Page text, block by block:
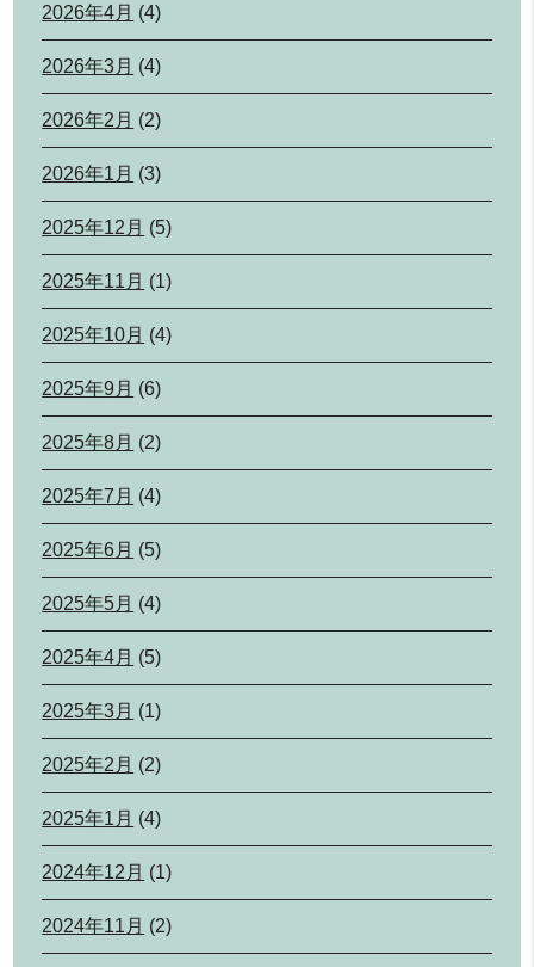
2026年4月 (4)
2026年3月 (4)
2026年2月 (2)
2026年1月 (3)
2025年12月 (5)
2025年11月 (1)
2025年10月 (4)
2025年9月 (6)
2025年8月 (2)
2025年7月 (4)
2025年6月 (5)
2025年5月 (4)
2025年4月 (5)
2025年3月 (1)
2025年2月 (2)
2025年1月 (4)
2024年12月 (1)
2024年11月 (2)